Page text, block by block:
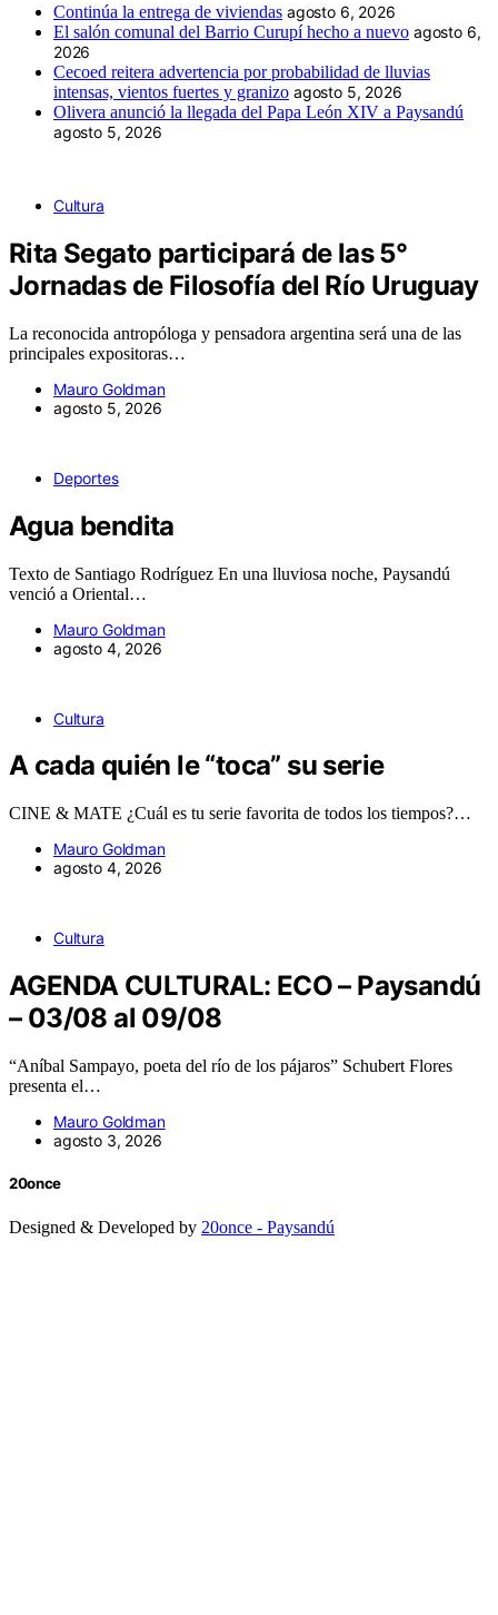
Continúa la entrega de viviendas agosto 6, 2026
El salón comunal del Barrio Curupí hecho a nuevo agosto 6,
2026
Cecoed reitera advertencia por probabilidad de lluvias
intensas, vientos fuertes y granizo agosto 5, 2026
Olivera anunció la llegada del Papa León XIV a Paysandú
agosto 5, 2026
Cultura
Rita Segato participará de las 5°
Jornadas de Filosofía del Río Uruguay
La reconocida antropóloga y pensadora argentina será una de las
principales expositoras…
Mauro Goldman
agosto 5, 2026
Deportes
Agua bendita
Texto de Santiago Rodríguez En una lluviosa noche, Paysandú
venció a Oriental…
Mauro Goldman
agosto 4, 2026
Cultura
A cada quién le “toca” su serie
CINE & MATE ¿Cuál es tu serie favorita de todos los tiempos?…
Mauro Goldman
agosto 4, 2026
Cultura
AGENDA CULTURAL: ECO – Paysandú
– 03/08 al 09/08
“Aníbal Sampayo, poeta del río de los pájaros” Schubert Flores
presenta el…
Mauro Goldman
agosto 3, 2026
20once
Designed & Developed by 20once - Paysandú